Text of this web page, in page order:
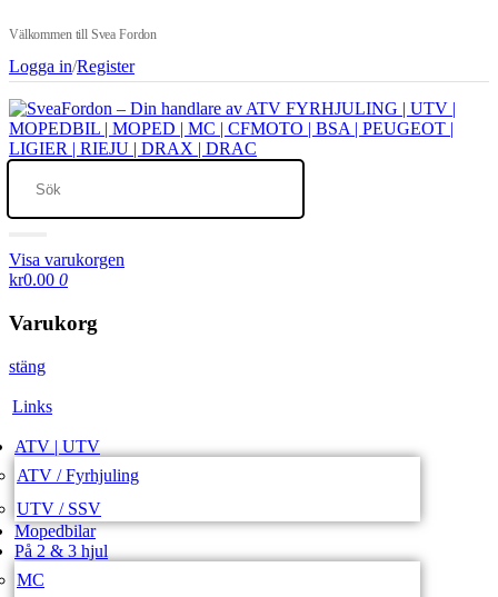
Välkommen till Svea Fordon
Logga in/Register
Visa varukorgen
kr0.00 0
Varukorg
stäng
Links
ATV | UTV
ATV / Fyrhjuling
UTV / SSV
Mopedbilar
På 2 & 3 hjul
MC